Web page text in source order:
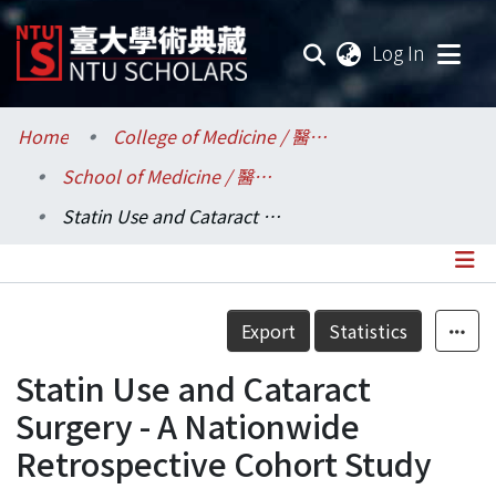
Log In
Communities & Collections
Research Outputs
Statistics
Home
College of Medicine / 醫學院
School of Medicine / 醫學系
Statin Use and Cataract Surgery - A Nationwide Retrospective Cohort Study
Details
Export Statistics
Statin Use and Cataract
Surgery - A Nationwide
Retrospective Cohort Study